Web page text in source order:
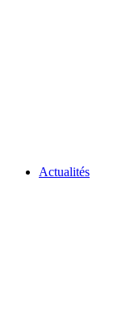
Actualités